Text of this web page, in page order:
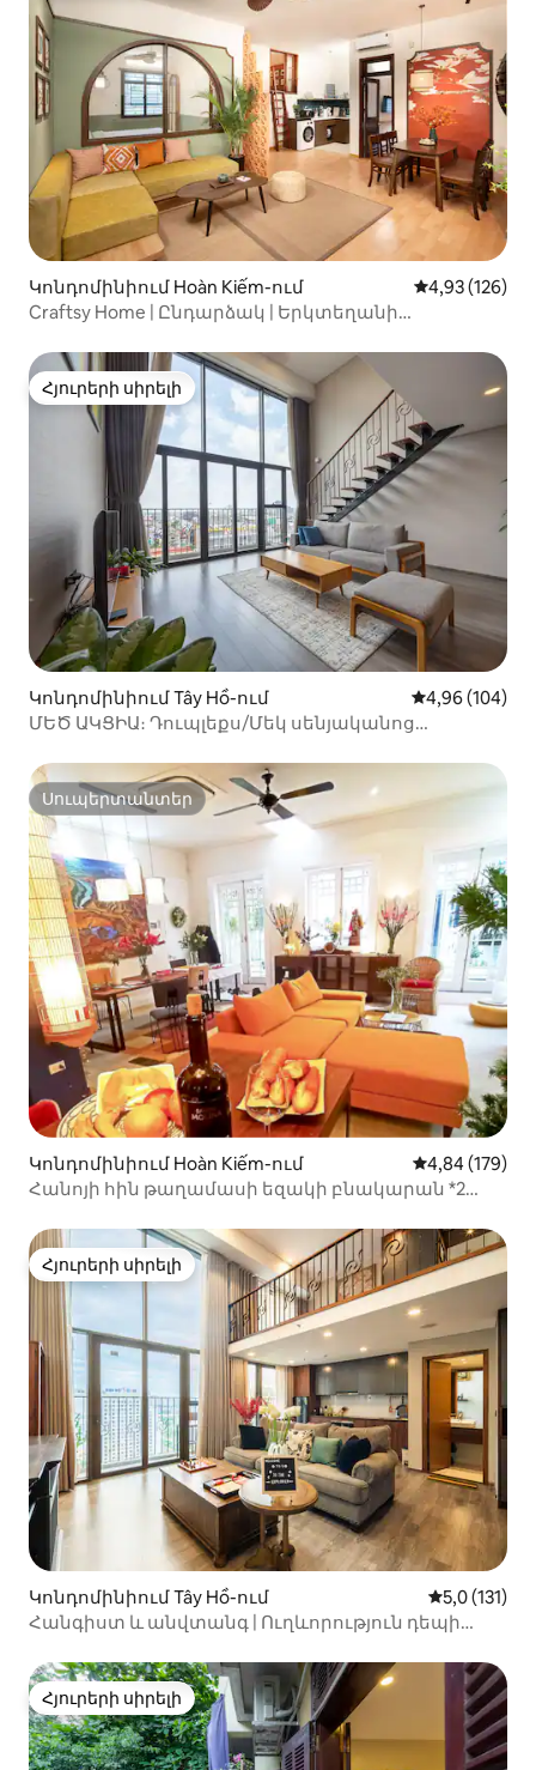
Կոնդոմինիում Hoàn Kiếm-ում Միջին
4,93 (126)
Craftsy Home | Ընդարձակ | Երկտեղանի
պահարաններ
Հյուրերի սիրելի
Հյուրերի սիրելի
Կոնդոմինիում Tây Hồ-ում Միջին
4,96 (104)
ՄԵԾ ԱԿՑԻԱ։ Դուպլեքս/Մեկ սենյականոց
Սուպերտանտեր
Սուպերտանտեր
Կոնդոմինիում Hoàn Kiếm-ում Միջին
4,84 (179)
Հանոյի հին թաղամասի եզակի բնակարան *2
Հյուրերի սիրելի
Հյուրերի սիրելի
Կոնդոմինիում Tây Hồ-ում Միջին
5,0 (131)
Հանգիստ և անվտանգ | Ուղևորություն դեպի
ծառայություններ
Հյուրերի սիրելի
Հյուրերի սիրելի